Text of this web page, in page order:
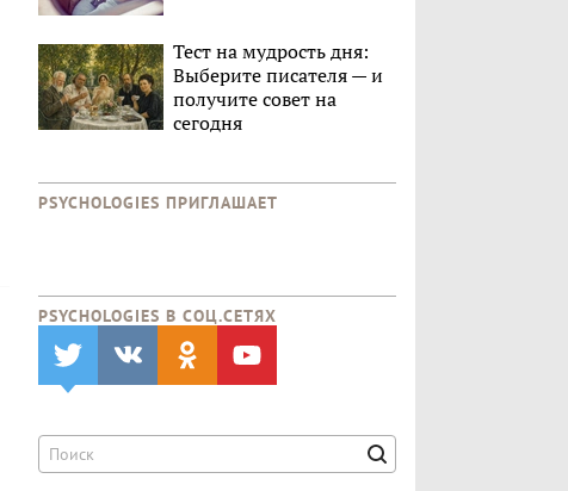
Тест на мудрость дня:
Выберите писателя — и
получите совет на
сегодня
PSYCHOLOGIES ПРИГЛАШАЕТ
PSYCHOLOGIES В CОЦ.СЕТЯХ